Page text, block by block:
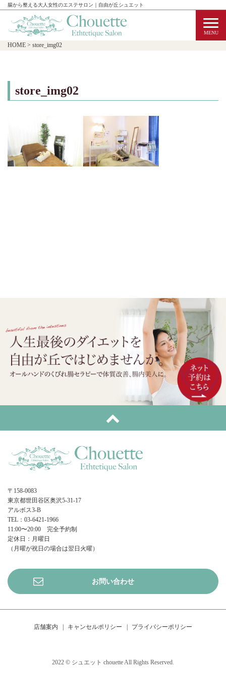
腸から整える大人女性のエステサロン｜自由が丘シュエット
HOME > store_img02
store_img02
〒158-0083
東京都世田谷区奥沢5-31-17
アルボス3-B
TEL：03-6421-1966
11:00〜20:00 完全予約制
定休日：月曜日
（月曜が祝日の場合は翌日火曜）
お問い合わせ
店舗案内 キャンセルポリシー プライバシーポリシー
2022 © シュエット chouette All Rights Reserved.